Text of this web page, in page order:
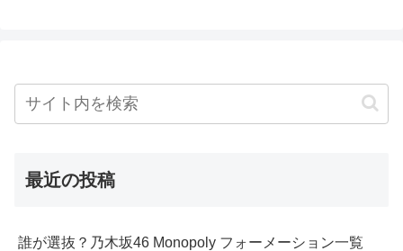
最近の投稿
誰が選抜？乃木坂46 Monopoly フォーメーション一覧